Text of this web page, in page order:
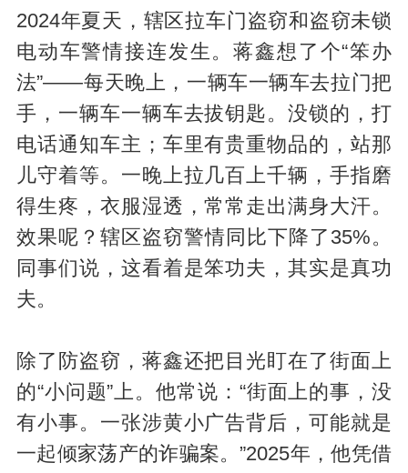
2024年夏天，辖区拉车门盗窃和盗窃未锁
电动车警情接连发生。蒋鑫想了个“笨办
法”——每天晚上，一辆车一辆车去拉门把
手，一辆车一辆车去拔钥匙。没锁的，打
电话通知车主；车里有贵重物品的，站那
儿守着等。一晚上拉几百上千辆，手指磨
得生疼，衣服湿透，常常走出满身大汗。
效果呢？辖区盗窃警情同比下降了35%。
同事们说，这看着是笨功夫，其实是真功
夫。
除了防盗窃，蒋鑫还把目光盯在了街面上
的“小问题”上。他常说：“街面上的事，没
有小事。一张涉黄小广告背后，可能就是
一起倾家荡产的诈骗案。”2025年，他凭借